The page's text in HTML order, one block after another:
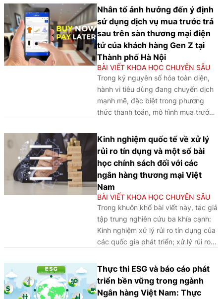
tế Thành phố Hồ Chí Minh. Trên cơ
sở đó, tác giả mong muốn tiếp tục
mở rộng đối thoại học thuật và thực
tiễn, thu hút sự tham gia của cộng
đồng nghiên cứu, giới chuyên gia và
các nhà hoạch định chính sách trong
việc cùng trao đổi, làm rõ và phát
triển các yếu tố pháp lý - công nghệ
- vận hành cần thiết cho việc hiện
thực hóa cơ chế này trong thời gian
Nhân tố ảnh hưởng đến ý định
sử dụng dịch vụ mua trước trả
sau trên sàn thương mại điện
tử của khách hàng Gen Z tại
Thành phố Hà Nội
BÀI VIẾT KHOA HỌC CHUYÊN SÂU
Trong kỷ nguyên số hóa toàn diện,
hành vi tiêu dùng đang chuyển dịch
mạnh mẽ, đặc biệt trong phương
thức thanh toán, mô hình mua trước
linh hoạt, không yêu cầu thẻ tín dụng
và không phát sinh lãi suất trong
ngắn hạn.
Kinh nghiệm quốc tế về xử lý
rủi ro tín dụng và một số bài
học chính sách đối với các
ngân hàng thương mại Việt
Nam
BÀI VIẾT KHOA HỌC CHUYÊN SÂU
Trong khuôn khổ bài viết này, tác giả
tập trung nghiên cứu ba khía cạnh:
Kinh nghiệm xử lý rủi ro tín dụng của
các quốc gia phát triển; xử lý rủi ro
khung chuẩn mực và công nghệ
trong quản trị rủi ro tín dụng tại các
ngân hàng quốc tế. Trên cơ sở đó,
Thực thi ESG và báo cáo phát
triển bền vững trong ngành
Ngân hàng Việt Nam: Thực